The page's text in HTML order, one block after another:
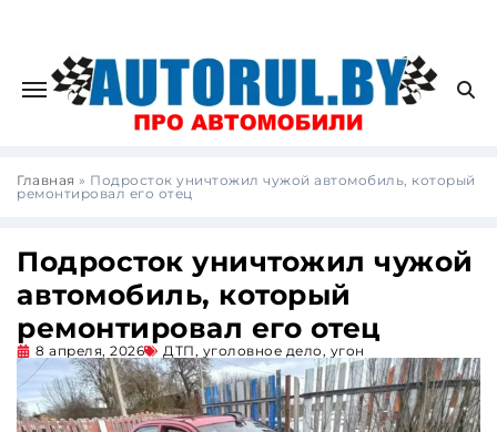
Главная » Подросток уничтожил чужой автомобиль, который
ремонтировал его отец
Подросток уничтожил чужой
автомобиль, который
ремонтировал его отец
8 апреля, 2026 ДТП, уголовное дело, угон